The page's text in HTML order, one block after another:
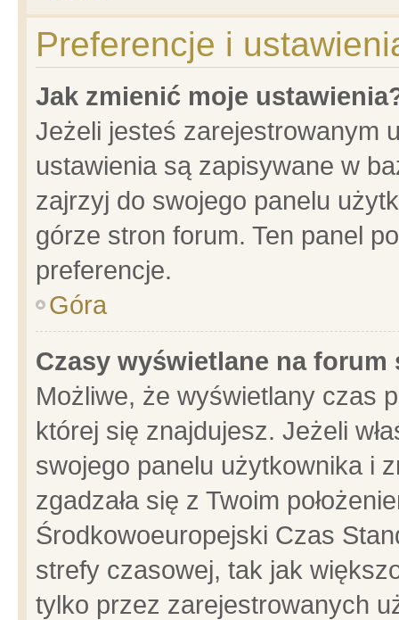
Preferencje i
Jak zmienić moje
Jeżeli jesteś zarejestrowanym
ustawienia są zapisywane w
zajrzyj do swojego panelu
górze stron forum. Ten panel
preferencje.
Góra
Czasy wyświetlane na forum
Możliwe, że wyświetlany czas
której się znajdujesz. Jeżeli
swojego panelu użytkownika i
zgadzała się z Twoim
Środkowoeuropejski Czas
strefy czasowej, tak jak
tylko przez zarejestrowanych